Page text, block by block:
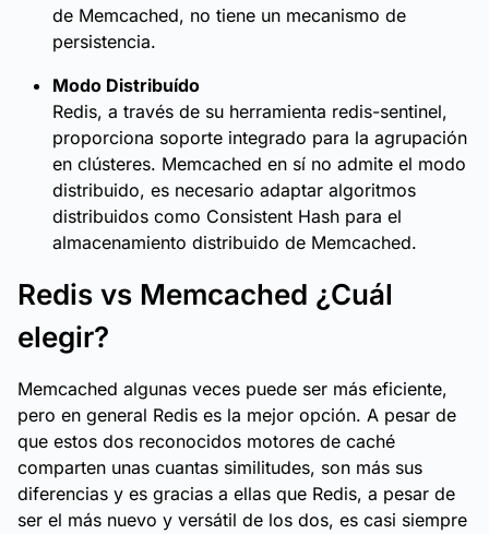
de Memcached, no tiene un mecanismo de
persistencia.
Modo Distribuído
Redis, a través de su herramienta redis-sentinel,
proporciona soporte integrado para la agrupación
en clústeres. Memcached en sí no admite el modo
distribuido, es necesario adaptar algoritmos
distribuidos como Consistent Hash para el
almacenamiento distribuido de Memcached.
Redis vs Memcached ¿Cuál
elegir?
Memcached algunas veces puede ser más eficiente,
pero en general Redis es la mejor opción. A pesar de
que estos dos reconocidos motores de caché
comparten unas cuantas similitudes, son más sus
diferencias y es gracias a ellas que Redis, a pesar de
ser el más nuevo y versátil de los dos, es casi siempre